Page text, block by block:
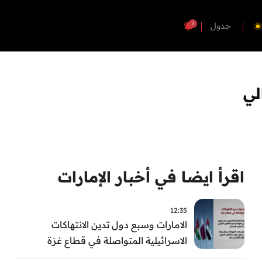
جدول 3
اقرأ ايضا في أخبار الإمارات
12:35
الامارات وسبع دول تدين الانتهاكات
الاسرائيلية المتواصلة في قطاع غزة